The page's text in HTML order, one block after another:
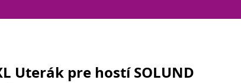
Uterák pre hostí SOLUND